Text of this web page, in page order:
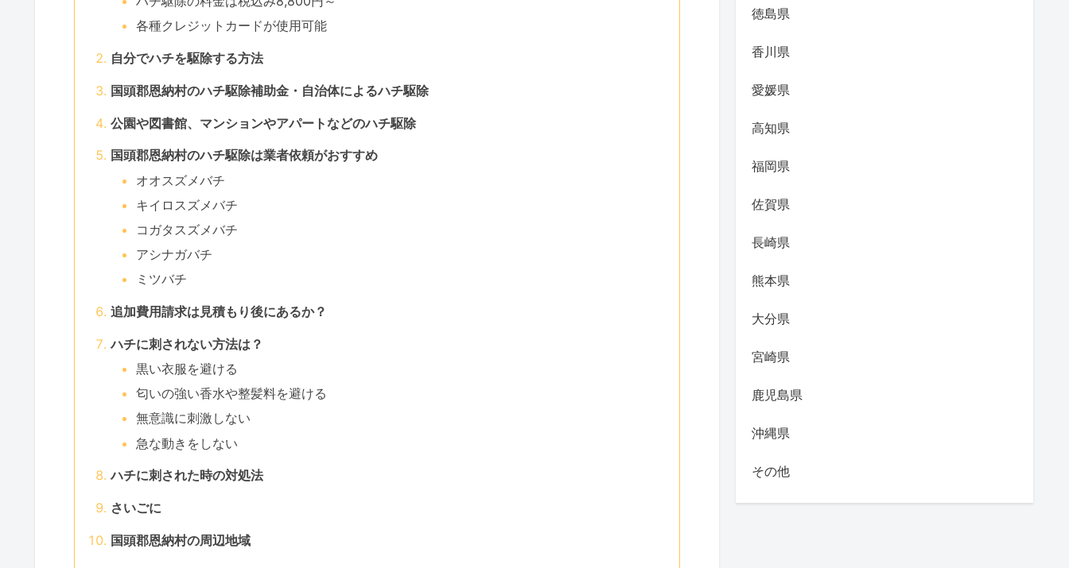
各種クレジットカードが使用可能
自分でハチを駆除する方法
国頭郡恩納村のハチ駆除補助金・自治体によるハチ駆除
公園や図書館、マンションやアパートなどのハチ駆除
国頭郡恩納村のハチ駆除は業者依頼がおすすめ
オオスズメバチ
キイロスズメバチ
コガタスズメバチ
アシナガバチ
ミツバチ
追加費用請求は見積もり後にあるか？
ハチに刺されない方法は？
黒い衣服を避ける
匂いの強い香水や整髪料を避ける
無意識に刺激しない
急な動きをしない
ハチに刺された時の対処法
さいごに
国頭郡恩納村の周辺地域
徳島県
香川県
愛媛県
高知県
福岡県
佐賀県
長崎県
熊本県
大分県
宮崎県
鹿児島県
沖縄県
その他